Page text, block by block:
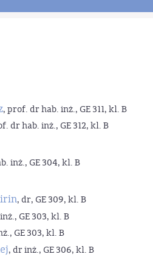
, prof. dr hab. inż., GE 311, kl. B
dr hab. inż., GE 312, kl. B
inż., GE 304, kl. B
, dr, GE 309, kl. B
GE 303, kl. B
GE 303, kl. B
, dr inż., GE 306, kl. B